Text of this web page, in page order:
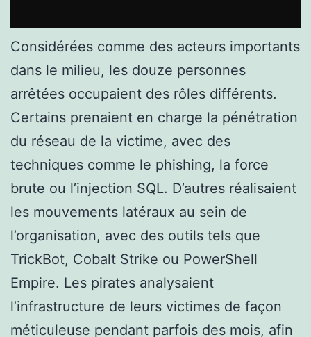
Considérées comme des acteurs importants
dans le milieu, les douze personnes
arrêtées occupaient des rôles différents.
Certains prenaient en charge la pénétration
du réseau de la victime, avec des
techniques comme le phishing, la force
brute ou l’injection SQL. D’autres réalisaient
les mouvements latéraux au sein de
l’organisation, avec des outils tels que
TrickBot, Cobalt Strike ou PowerShell
Empire. Les pirates analysaient
l’infrastructure de leurs victimes de façon
méticuleuse pendant parfois des mois, afin